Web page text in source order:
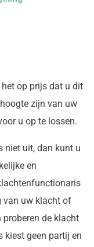
het op prijs dat u dit
zijn van uw
u op te lossen.
niet uit, dan kunt u
en
van uw klacht of
de klacht
kiest geen partij en